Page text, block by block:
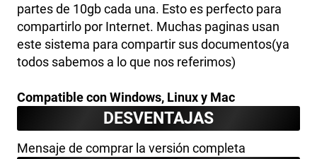
partes de 10gb cada una. Esto es perfecto para
compartirlo por Internet. Muchas paginas usan
este sistema para compartir sus documentos(ya
todos sabemos a lo que nos referimos)
Compatible con Windows, Linux y Mac
DESVENTAJAS
Mensaje de comprar la versión completa